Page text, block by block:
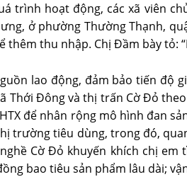
trình hoạt động, các xã viên
ở phường Thường Thạnh,
thêm thu nhập. Chị Đầm bày tỏ:
lao động, đảm bảo tiến độ
Thới Đông và thị trấn Cờ Đỏ
để nhân rộng mô hình đan
trường tiêu dùng, trong đó,
nghề Cờ Đỏ khuyến khích chị
bao tiêu sản phẩm lâu dài;